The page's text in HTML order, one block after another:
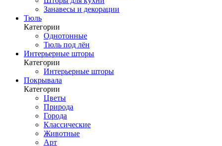
Занавесы и декорации
Тюль
Категории
Однотонные
Тюль под лён
Интерьерные шторы
Категории
Интерьерные шторы
Покрывала
Категории
Цветы
Природа
Города
Классические
Животные
Арт